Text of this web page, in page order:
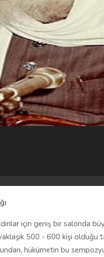
için geniş bir salonda
yaklaşık 500 - 600 kişi
hükümetin bu